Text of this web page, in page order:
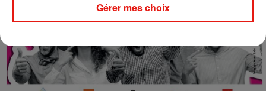
Gérer mes choix